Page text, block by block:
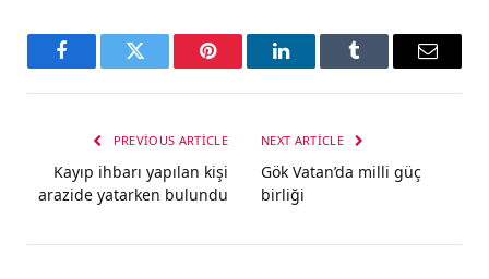
FacebookTwitter Pinterest LinkedInTumblr Email
PREVIOUS ARTICLE
Kayıp ihbarı yapılan kişi
arazide yatarken bulundu
NEXT ARTICLE
Gök Vatan’da milli güç
birliği